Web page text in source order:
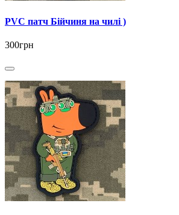
PVC патч Бійчиня на чилі )
300грн